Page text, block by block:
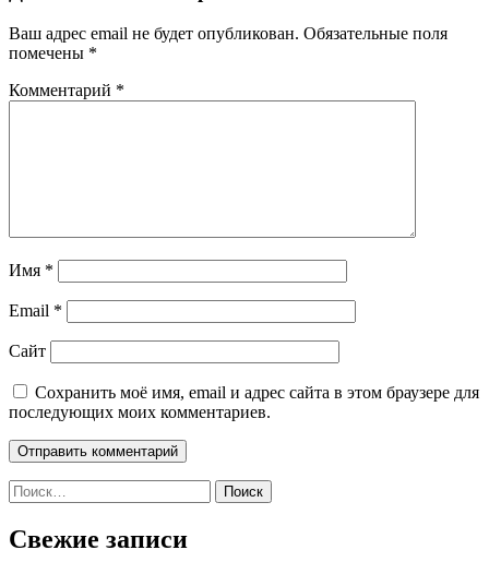
Ваш адрес email не будет опубликован. Обязательные поля
помечены *
Комментарий *
Имя *
Email *
Сайт
Сохранить моё имя, email и адрес сайта в этом браузере для
последующих моих комментариев.
Найти:
Свежие записи